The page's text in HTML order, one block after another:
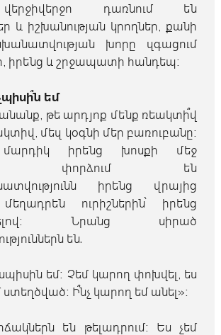
դառնում են
և իշխանության կրողներ, քանի
խորը զգացում
իրենց և շրջապատի հանդեպ։
եմ
թե արդյոք մենք ռեակտի՞վ
մեզ կօգնի մեր բառուբանը։
իրենց խոսքի մեջ
փորձում են
իրենց վրայից
ուրիշներին՝ իրենց
Նրանց սիրած
են.
եմ։ Չեմ կարող փոխվել, ես
Ի՞նչ կարող եմ անել»։
են թելադրում։ Ես չեմ